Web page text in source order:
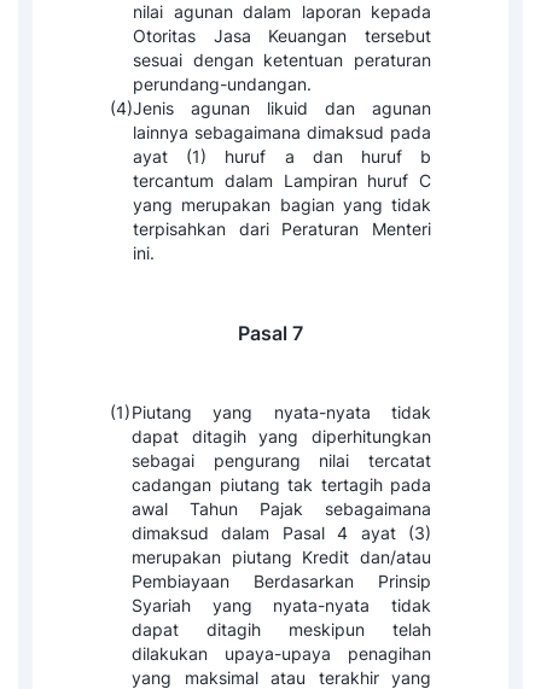
nilai agunan dalam laporan kepada
Otoritas Jasa Keuangan tersebut
sesuai dengan ketentuan peraturan
perundang-undangan.
(4)Jenis agunan likuid dan agunan
lainnya sebagaimana dimaksud pada
ayat (1) huruf a dan huruf b
tercantum dalam Lampiran huruf C
yang merupakan bagian yang tidak
terpisahkan dari Peraturan Menteri
ini.
Pasal 7
(1)Piutang yang nyata-nyata tidak
dapat ditagih yang diperhitungkan
sebagai pengurang nilai tercatat
cadangan piutang tak tertagih pada
awal Tahun Pajak sebagaimana
dimaksud dalam Pasal 4 ayat (3)
merupakan piutang Kredit dan/atau
Pembiayaan Berdasarkan Prinsip
Syariah yang nyata-nyata tidak
dapat ditagih meskipun telah
dilakukan upaya-upaya penagihan
yang maksimal atau terakhir yang